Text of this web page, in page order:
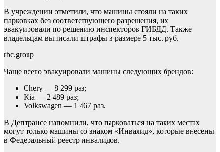
В учреждении отметили, что машины стояли на таких
парковках без соответствующего разрешения, их
эвакуировали по решению инспекторов ГИБДД. Также
владельцам выписали штрафы в размере 5 тыс. руб.
rbc.group
Чаще всего эвакуировали машины следующих брендов:
Chery — 8 299 раз;
Kia — 2 489 раз;
Volkswagen — 1 467 раз.
В Дептрансе напомнили, что парковаться на таких местах
могут только машины со знаком «Инвалид», которые внесены
в Федеральный реестр инвалидов.